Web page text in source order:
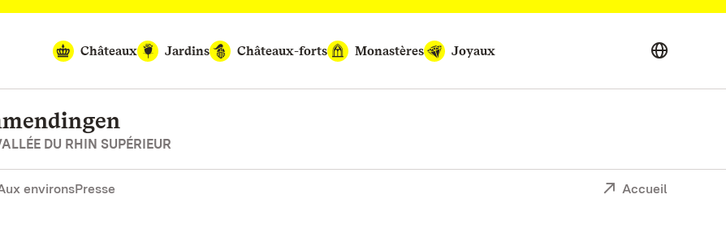
Châteaux
Jardins Châteaux-forts Monastères Joyaux
DU RHIN SUPÉRIEUR
environsPresse Accueil